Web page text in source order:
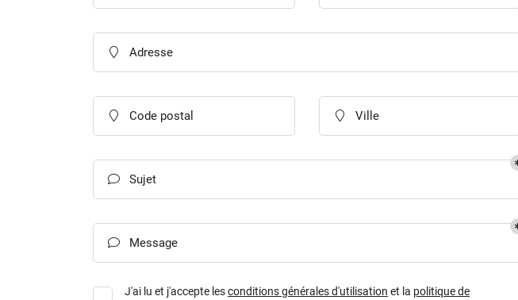
Inscription
 Adresse
 Code postal  Ville
 Sujet
 Message
J'ai lu et j'accepte lesconditions générales d'utilisation et la politique de